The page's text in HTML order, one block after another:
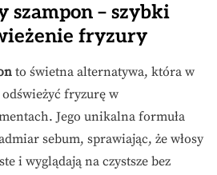
szampon – szybki
fryzury
to świetna alternatywa, która w
fryzurę w
Jego unikalna formuła
sebum, sprawiając, że włosy
i wyglądają na czystsze bez